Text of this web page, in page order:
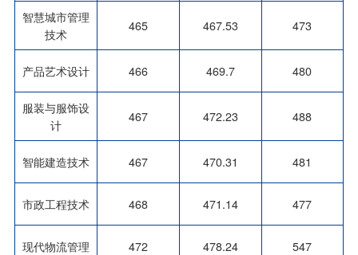
智慧城市管理
技术
465 467.53 473
产品艺术设计 466 469.7 480
服装与服饰设
计
467 472.23 488
智能建造技术 467 470.31 481
市政工程技术 468 471.14 477
现代物流管理 472 478.24 547